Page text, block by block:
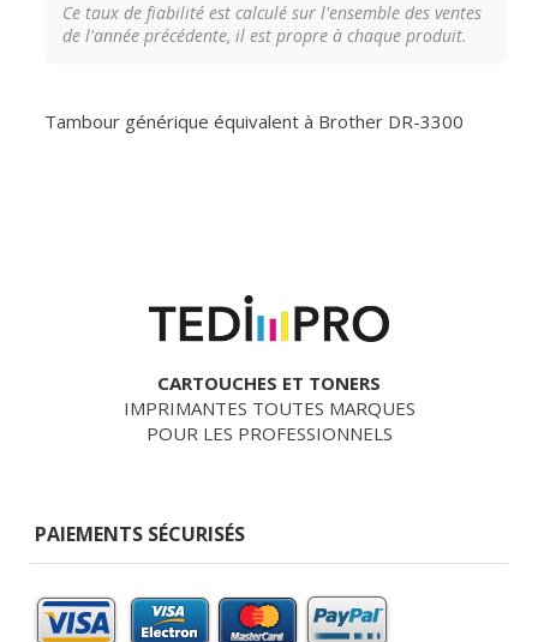
CARTOUCHES ET TONERS
IMPRIMANTES TOUTES MARQUES
POUR LES PROFESSIONNELS
PAIEMENTS SÉCURISÉS
Ce taux de fiabilité est calculé sur l'ensemble des ventes
de l'année précédente, il est propre à chaque produit.
Tambour générique équivalent à Brother DR-3300